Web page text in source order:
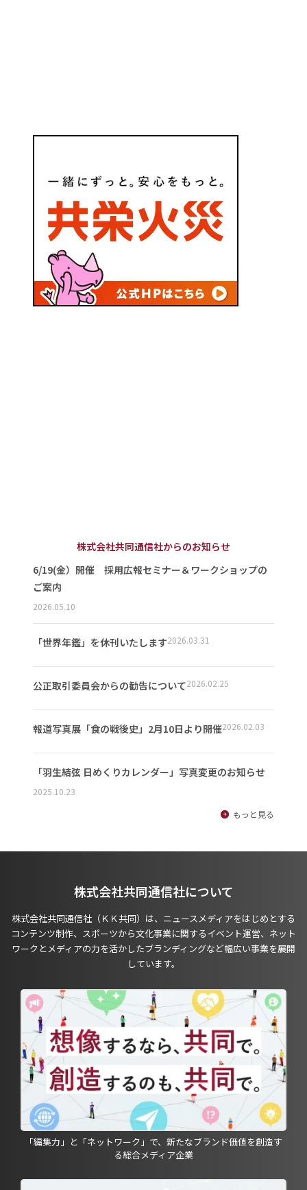
株式会社共同通信社からのお知らせ
6/19(金）開催 採用広報セミナー＆ワークショップの
ご案内
2026.05.10
「世界年鑑」を休刊いたします2026.03.31
公正取引委員会からの勧告について2026.02.25
報道写真展「食の戦後史」2月10日より開催2026.02.03
「羽生結弦 日めくりカレンダー」写真変更のお知らせ
2025.10.23
もっと見る
株式会社共同通信社について
株式会社共同通信社（ＫＫ共同）は、ニュースメディアをはじめとする
コンテンツ制作、スポーツから文化事業に関するイベント運営、ネット
ワークとメディアの力を活かしたブランディングなど幅広い事業を展開
しています。
「編集力」と「ネットワーク」で、新たなブランド価値を創造す
る総合メディア企業